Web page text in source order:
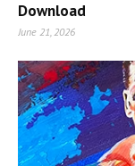
Download
June 21, 2026